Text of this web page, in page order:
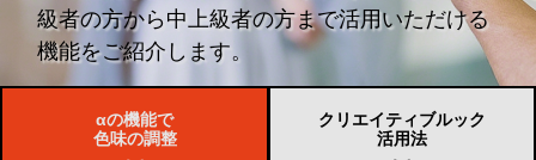
級者の方から中上級者の方まで活用いただける
機能をご紹介します。
αの機能で
色味の調整
クリエイティブルック
活用法